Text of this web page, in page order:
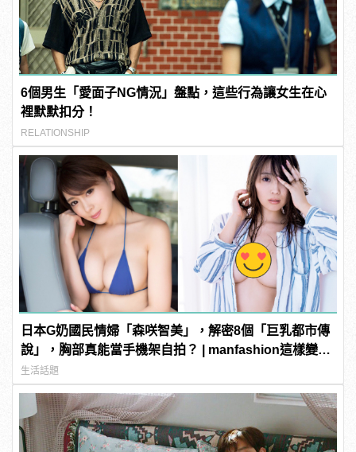
6個男生「愛面子NG情況」盤點，這些行為讓女生在心
裡默默扣分！
RELATIONSHIP
日本G奶國民情婦「森咲智美」，解密8個「巨乳都市傳
說」，胸部真能當手機架自拍？ | manfashion這樣變型
男
生活話題